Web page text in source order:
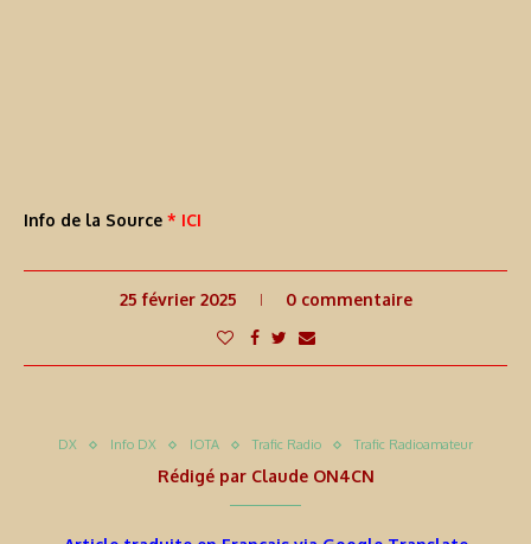
Info de la Source * ICI
25 février 2025 0 commentaire
DX Info DX IOTA Trafic Radio Trafic Radioamateur
Rédigé par Claude ON4CN